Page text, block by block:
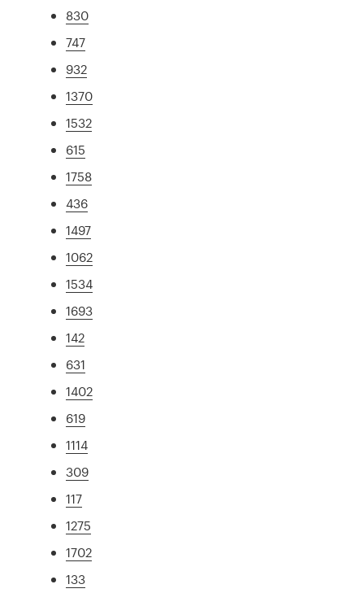
830
747
932
1370
1532
615
1758
436
1497
1062
1534
1693
142
631
1402
619
1114
309
117
1275
1702
133